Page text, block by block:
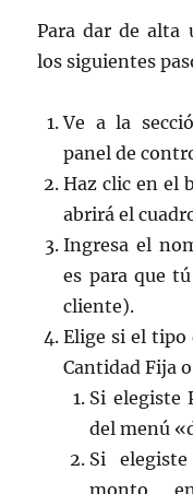
Para dar de alta
los siguientes
Ve a la
panel de
Haz clic en el
abrirá el
Ingresa el
es para que
cliente).
Elige si el tipo
Cantidad Fija
Si elegiste
del menú
Si